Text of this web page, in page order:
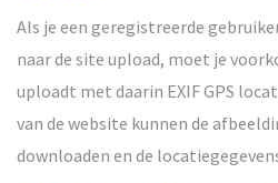
Als je een geregistreerde
naar de site upload, moet je
uploadt met daarin EXIF GPS
van de website kunnen de
downloaden en de